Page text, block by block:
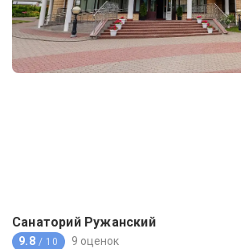
Санаторий Ружанский
9.8 / 10 9 оценок